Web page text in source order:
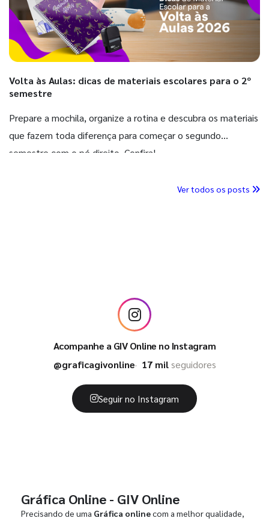
Volta às Aulas: dicas de materiais escolares para o 2º
semestre
Prepare a mochila, organize a rotina e descubra os materiais
que fazem toda diferença para começar o segundo
semestre com o pé direito. Confira!
Ver todos os posts
Acompanhe a GIV Online no Instagram
@graficagivonline
17 milseguidores
Seguir no Instagram
Gráfica Online - GIV Online
Precisando de uma Gráfica onlinecom a melhor qualidade,